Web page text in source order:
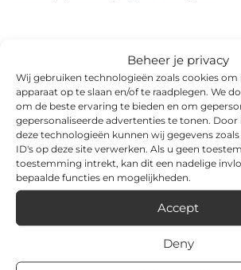
Beheer je privacy
Wij gebruiken technologieën zoals cookies
apparaat op te slaan en/of te raadplegen. We
om de beste ervaring te bieden en om
gepersonaliseerde advertenties te tonen.
deze technologieën kunnen wij gegevens
ID's op deze site verwerken. Als u geen
toestemming intrekt, kan dit een nadelige
bepaalde functies en mogelijkheden.
Accept
Deny